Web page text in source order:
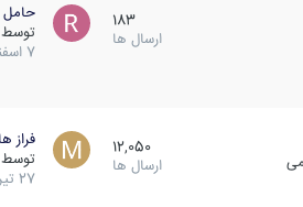
183
ارسال ها
حامل
توسط
7 اسفند 1400
12,050
ارسال ها
فراز
توسط
27 تیر 1405